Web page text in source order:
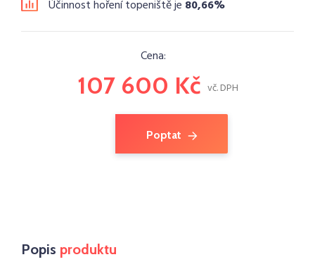
Účinnost hoření topeniště je 80,66%
Cena:
107 600 Kč vč. DPH
Poptat
Popis produktu